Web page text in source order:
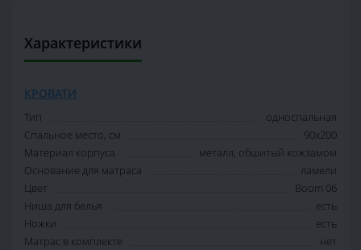
Характеристики
КРОВАТИ
Тип
односпальная
Спальное место, см
90х200
Материал корпуса
металл, обшитый кожзамом
Основание для матраса
ламели
Цвет
Boom 06
Ниша для белья
есть
Ножки
есть
Матрас в комплекте
нет